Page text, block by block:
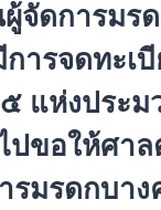
จัดการมร
ารจดทะเ
แห่งประ
ขอให้ศา
รมรดกบาง